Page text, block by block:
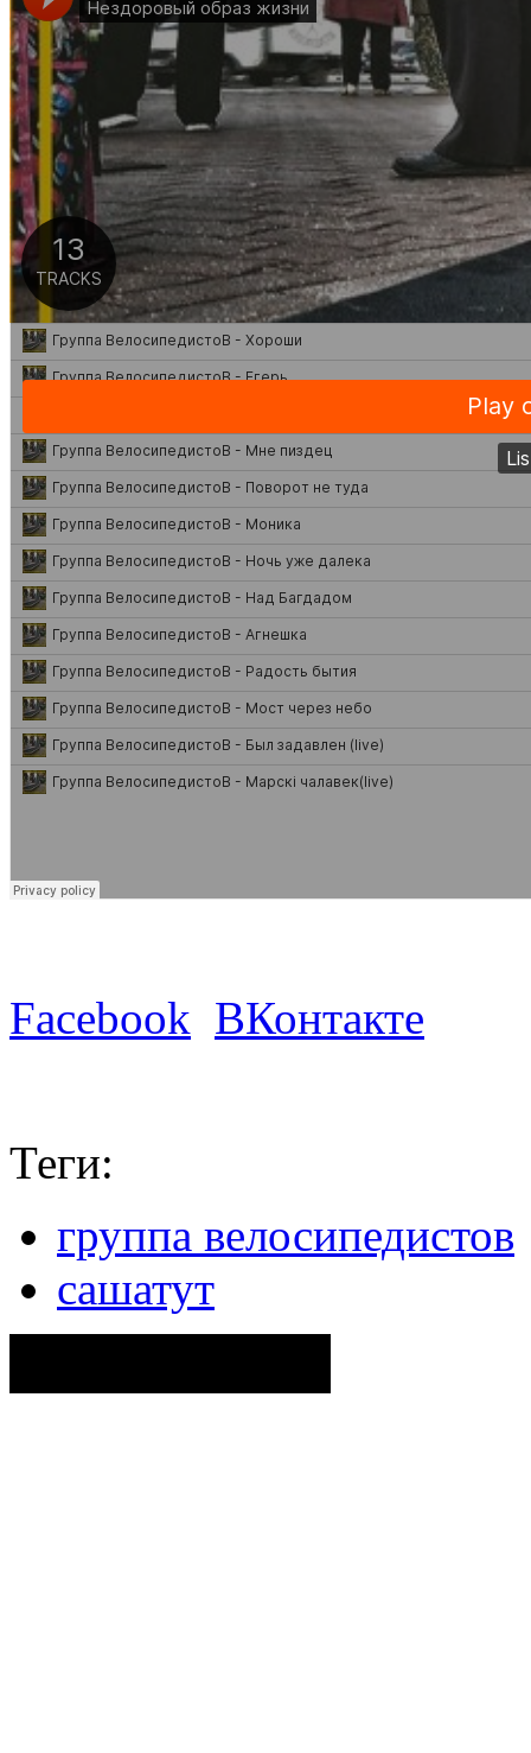
Facebook ВКонтакте
Теги:
группа велосипедистов
сашатут